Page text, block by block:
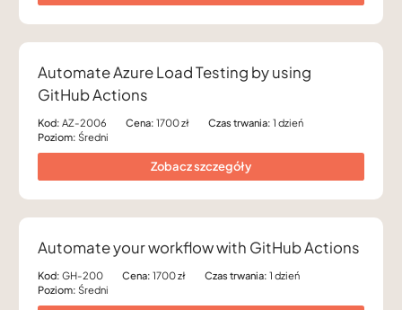
Automate Azure Load Testing by using
GitHub Actions
Kod: AZ-2006 Cena: 1700 zł Czas trwania: 1 dzień
Poziom: Średni
Zobacz szczegóły
Automate your workflow with GitHub Actions
Kod: GH-200 Cena: 1700 zł Czas trwania: 1 dzień
Poziom: Średni